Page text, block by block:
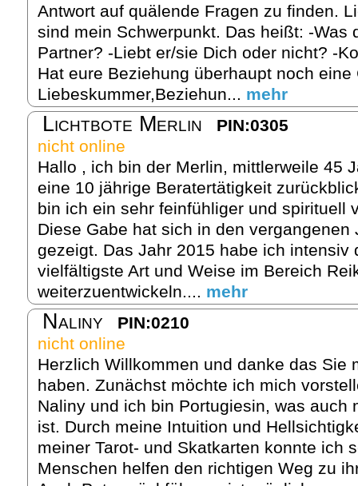
Antwort auf quälende Fragen zu finden.
sind mein Schwerpunkt. Das heißt: -Was
Partner? -Liebt er/sie Dich oder nicht? -
Hat eure Beziehung überhaupt noch eine
Liebeskummer,Beziehun... mehr
Lichtbote Merlin
PIN:0305
nicht online
Hallo , ich bin der Merlin, mittlerweile 45
eine 10 jährige Beratertätigkeit
bin ich ein sehr feinfühliger und spirituell
Diese Gabe hat sich in den vergangenen
gezeigt. Das Jahr 2015 habe ich intensiv
vielfältigste Art und Weise im Bereich
weiterzuentwickeln.... mehr
Naliny
PIN:0210
nicht online
Herzlich Willkommen und danke das Sie
haben. Zunächst möchte ich mich
Naliny und ich bin Portugiesin, was auch
ist. Durch meine Intuition und
meiner Tarot- und Skatkarten konnte ich
Menschen helfen den richtigen Weg zu